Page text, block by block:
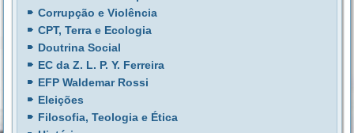
Corrupção e Violência
CPT, Terra e Ecologia
Doutrina Social
EC da Z. L. P. Y. Ferreira
EFP Waldemar Rossi
Eleições
Filosofia, Teologia e Ética